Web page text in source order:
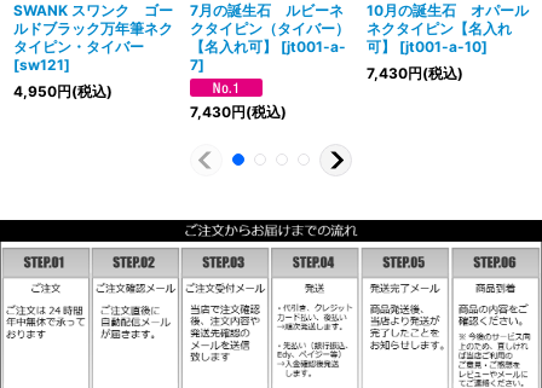
SWANK スワンク ゴー
ルドブラック万年筆ネク
タイピン・タイバー
[sw121]
4,950円(税込)
7月の誕生石 ルビーネ
クタイピン（タイバー）
【名入れ可】
[jt001-a-
7]
7,430円(税込)
10月の誕生石 オパール
ネクタイピン【名入れ
可】
[jt001-a-10]
7,430円(税込)